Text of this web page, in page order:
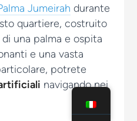
Jumeirah durante
quartiere, costruito
una palma e ospita
e una vasta
potrete
navigando nei